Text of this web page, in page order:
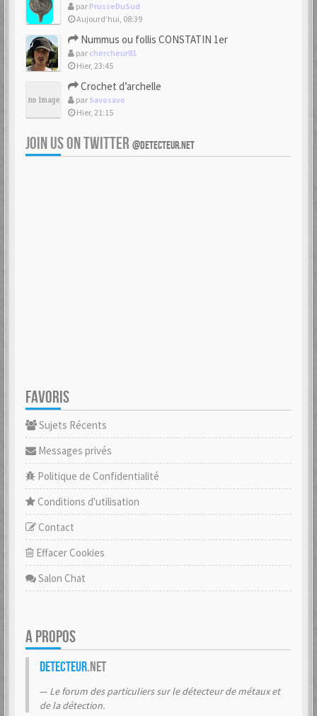
par PrusseDuSud
Aujourd’hui, 08:39
Nummus ou follis CONSTATIN 1er
par chercheur81
Hier, 23:45
Crochet d’archelle
par Savosavo
Hier, 21:15
JOIN US ON TWITTER @DETECTEUR.NET
FAVORIS
Sujets Récents
Messages privés
Politique de Confidentialité
Conditions d'utilisation
Contact
Effacer Cookies
Salon Chat
A PROPOS
Detecteur.net
Le forum des particuliers sur le détecteur de métaux et
de la détection.